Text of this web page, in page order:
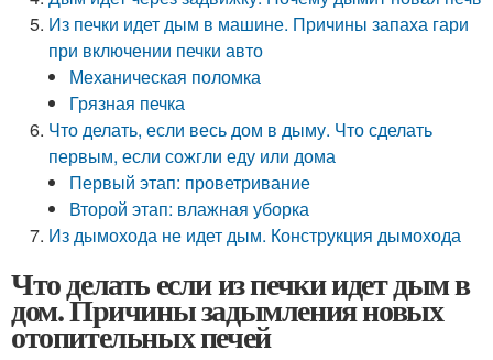
Из печки идет дым в машине. Причины запаха гари
при включении печки авто
Механическая поломка
Грязная печка
Что делать, если весь дом в дыму. Что сделать
первым, если сожгли еду или дома
Первый этап: проветривание
Второй этап: влажная уборка
Из дымохода не идет дым. Конструкция дымохода
Что делать если из печки идет дым в
дом. Причины задымления новых
отопительных печей